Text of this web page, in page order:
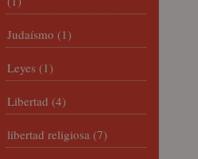
Judaísmo (1)
Leyes (1)
Libertad (4)
libertad religiosa (7)